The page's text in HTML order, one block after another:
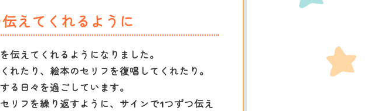
えてくれるように
伝えてくれるようになりました。
たり、絵本のセリフを復唱してくれたり。
る日々を過ごしています。
リフを繰り返すように、サインで1つずつ伝え